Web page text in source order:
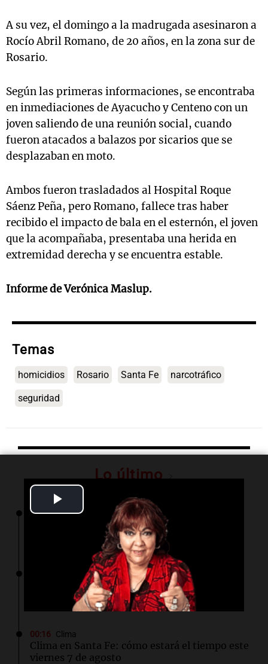
Video
A su vez, el domingo a la madrugada asesinaron a
Rocío Abril Romano, de 20 años, en la zona sur de
Rosario.
Según las primeras informaciones, se encontraba
en inmediaciones de Ayacucho y Centeno con un
joven saliendo de una reunión social, cuando
fueron atacados a balazos por sicarios que se
desplazaban en moto.
Ambos fueron trasladados al Hospital Roque
Sáenz Peña, pero Romano, fallece tras haber
recibido el impacto de bala en el esternón, el joven
que la acompañaba, presentaba una herida en
extremidad derecha y se encuentra estable.
Informe de Verónica Maslup.
Temas
homicidios Rosario Santa Fe narcotráfico
seguridad
Lo último
00:27 Clima
Clima en Tucumán: cómo estará el tiempo
este viernes 7 de agosto
Clima en Mendoza: cómo estará el tiempo
este viernes 7 de agosto
00:16 Clima
Clima en Santa Fe: cómo estará el tiempo este
viernes 7 de agosto